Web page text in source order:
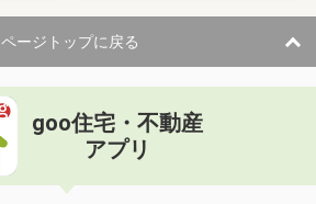
ページトップに戻る
goo住宅・不動産
アプリ